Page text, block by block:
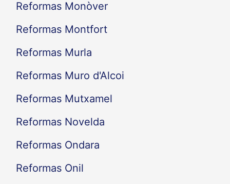
Reformas Monòver
Reformas Montfort
Reformas Murla
Reformas Muro d'Alcoi
Reformas Mutxamel
Reformas Novelda
Reformas Ondara
Reformas Onil